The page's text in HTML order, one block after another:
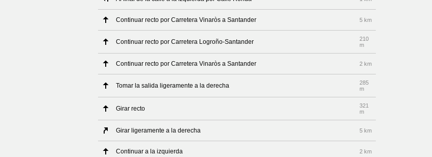
Continuar recto por Carretera Vinaròs a Santander 5 km
Continuar recto por Carretera Logroño-Santander
210
m
Continuar recto por Carretera Vinaròs a Santander 2 km
Tomar la salida ligeramente a la derecha
285
m
Girar recto
321
m
Girar ligeramente a la derecha 5 km
Continuar a la izquierda 2 km